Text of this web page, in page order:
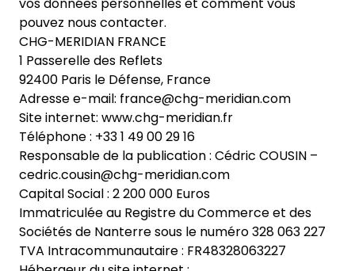
pouvez nous contacter.
CHG-MERIDIAN FRANCE
1 Passerelle des Reflets
92400 Paris le Défense, France
Adresse e-mail: france@chg-meridian.com
Site internet: www.chg-meridian.fr
Téléphone : +33 1 49 00 29 16
Responsable de la publication : Cédric COUSIN –
cedric.cousin@chg-meridian.com
Capital Social : 2 200 000 Euros
Immatriculée au Registre du Commerce et des
Sociétés de Nanterre sous le numéro 328 063 227
TVA Intracommunautaire : FR48328063227